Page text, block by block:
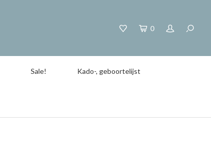
0
Sale! Kado-, geboortelijst